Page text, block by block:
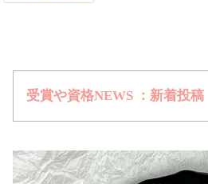
受賞や資格NEWS ：新着投稿